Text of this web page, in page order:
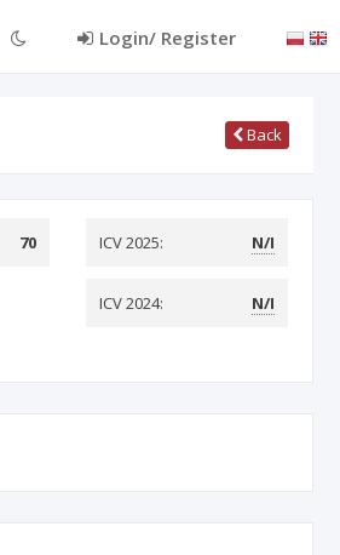
Login/ Register
Back
70 ICV 2025: N/I
ICV 2024: N/I